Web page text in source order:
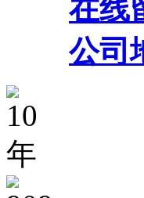
在线
公司